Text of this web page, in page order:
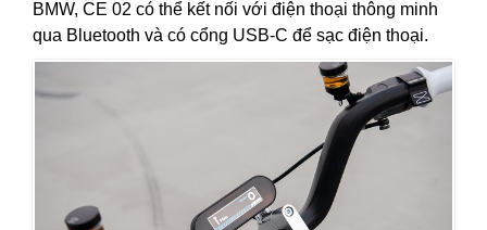
BMW, CE 02 có thể kết nối với điện thoại thông minh
qua Bluetooth và có cổng USB-C để sạc điện thoại.